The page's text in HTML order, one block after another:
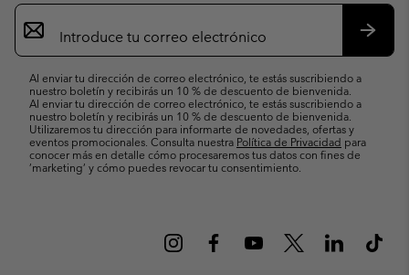
Suscripción
de
correo
Al enviar tu dirección de correo electrónico, te estás suscribiendo a
nuestro boletín y recibirás un 10 % de descuento de bienvenida.
Al enviar tu dirección de correo electrónico, te estás suscribiendo a
nuestro boletín y recibirás un 10 % de descuento de bienvenida.
Utilizaremos tu dirección para informarte de novedades, ofertas y
eventos promocionales. Consulta nuestra Política de Privacidad para
conocer más en detalle cómo procesaremos tus datos con fines de
’marketing’ y cómo puedes revocar tu consentimiento.